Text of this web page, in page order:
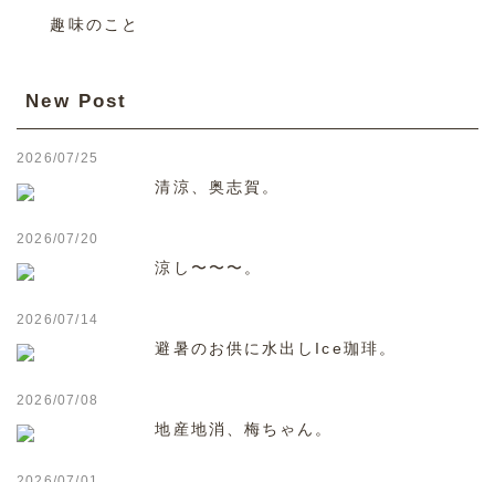
趣味のこと
New Post
2026/07/25
清涼、奥志賀。
2026/07/20
涼し〜〜〜。
2026/07/14
避暑のお供に水出しIce珈琲。
2026/07/08
地産地消、梅ちゃん。